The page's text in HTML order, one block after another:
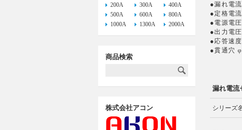
●漏れ電
●定格電
●電源電
●出力電
●応答速
●貫通穴 φ
漏れ電
シリーズ
200A
300A
400A
500A
600A
800A
1000A
1300A 2000A
商品検索
株式会社アコン